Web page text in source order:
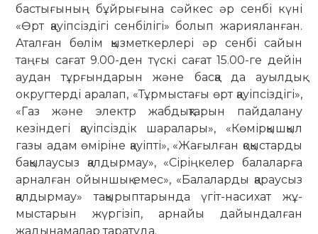
бастығының бұй­ры­ғына сәйкес әр сенбі күні
«Өрт қауіпсіздігі сенбілігі» болып жа­рия­ланған.
Аталған бөлім қыз­мет­­керлері әр сенбі сайын
таңғы сағат 9.00-ден түскі сағат 15.00-ге дейін
ау­­дан тұрғындарын және басқа да ауылдық
округтерді аралап, «Тұр­­мыстағы өрт қауіпсіздігі»,
«Газ және электр жабдықтарын пай­далану
кезіндегі қауіпсіздік ша­ралары», «Көмірқышқыл
газы адам өміріне қауіпті», «Жағылған қоқыстарды
бақылаусыз қалдыр­мау», «Сіріңкелер бала­ларға
ар­­налған ойыншық емес», «Бала­ларды қараусыз
қал­дыр­­мау» та­­қы­­рып­тарында үгіт-насихат жұ­­­
мыстарын жүргі­зіп, арнайы дайын­­далған
жадынамалар та­ратуда.